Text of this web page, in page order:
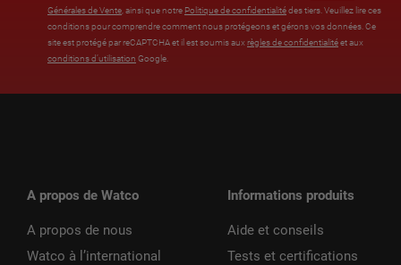
Générales de Vente , ainsi que notre Politique de confidentialitédes tiers. Veuillez lire ces
conditions pour comprendre comment nous protégeons et gérons vos données. Ce
site est protégé par reCAPTCHA et il est soumis aux règles de confidentialitéet aux
conditions d’utilisation Google.
A propos de Watco
A propos de nous
Watco à l’international
Informations produits
Aide et conseils
Tests et certifications